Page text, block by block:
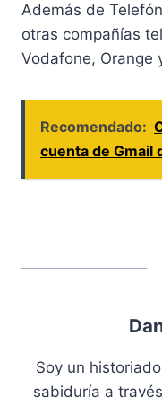
Además de
otras compañías
Vodafone, Orange
Recomendado:
cuenta de Gmail
Soy un
sabiduría a